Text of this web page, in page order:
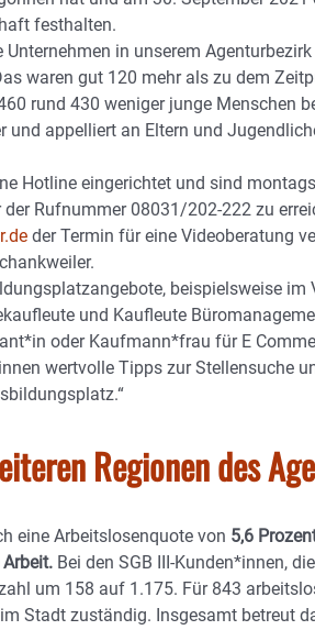
festhalten.
in unserem
waren gut 120 mehr als zu dem
rund 430 weniger junge Menschen
und appelliert an Eltern und
Hotline eingerichtet und sind
Rufnummer 08031/202-222 zu
der Termin für eine Videoberatung
beispielsweise
und Kaufleute
oder Kaufmann*frau für E
wertvolle Tipps zur Stellensuche
Regionendes
eine Arbeitslosenquote von 5,6
Bei den SGB III-Kunden*innen,
um 158 auf 1.175. Für 843
Stadt zuständig. Insgesamt betreut